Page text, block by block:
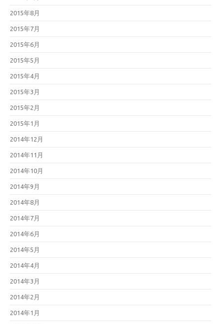
2015年8月
2015年7月
2015年6月
2015年5月
2015年4月
2015年3月
2015年2月
2015年1月
2014年12月
2014年11月
2014年10月
2014年9月
2014年8月
2014年7月
2014年6月
2014年5月
2014年4月
2014年3月
2014年2月
2014年1月